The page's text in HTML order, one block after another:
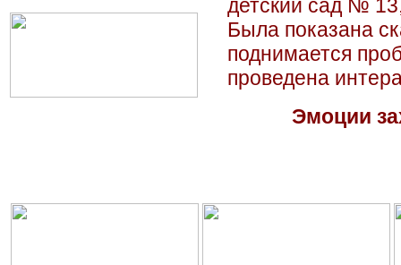
детский сад №
Была показана
поднимается
проведена
Эмоции